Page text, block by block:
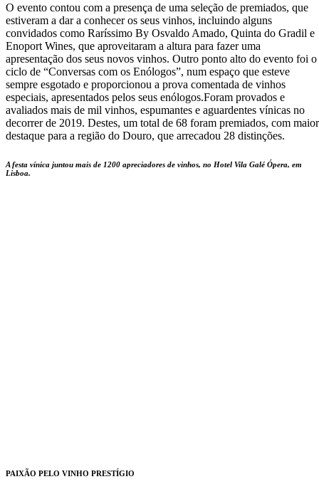
O evento contou com a presença de uma seleção de premiados, que
estiveram a dar a conhecer os seus vinhos, incluindo alguns
convidados como Raríssimo By Osvaldo Amado, Quinta do Gradil e
Enoport Wines, que aproveitaram a altura para fazer uma
apresentação dos seus novos vinhos. Outro ponto alto do evento foi o
ciclo de “Conversas com os Enólogos”, num espaço que esteve
sempre esgotado e proporcionou a prova comentada de vinhos
especiais, apresentados pelos seus enólogos.Foram provados e
avaliados mais de mil vinhos, espumantes e aguardentes vínicas no
decorrer de 2019. Destes, um total de 68 foram premiados, com maior
destaque para a região do Douro, que arrecadou 28 distinções.
A festa vínica juntou mais de 1200 apreciadores de vinhos, no Hotel Vila Galé Ópera, em
Lisboa.
PAIXÃO PELO VINHO PRESTÍGIO